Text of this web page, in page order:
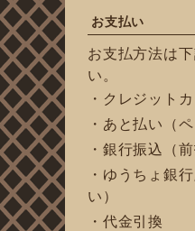
お支払い
お支払方法は
い。
・クレジット
・あと払い（ペ
・銀行振込（前
・ゆうちょ銀
い）
・代金引換